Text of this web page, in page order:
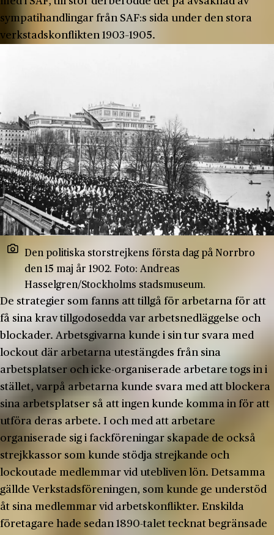
sympatihandlingar från SAF:s sida under den stora
verkstadskonflikten 1903–1905.
Den politiska storstrejkens första dag på Norrbro
den 15 maj år 1902. Foto: Andreas
Hasselgren/Stockholms stadsmuseum.
De strategier som fanns att tillgå för arbetarna för att
få sina krav tillgodosedda var arbetsnedläggelse och
blockader. Arbetsgivarna kunde i sin tur svara med
lockout där arbetarna utestängdes från sina
arbetsplatser och icke-organiserade arbetare togs in i
stället, varpå arbetarna kunde svara med att blockera
sina arbetsplatser så att ingen kunde komma in för att
utföra deras arbete. I och med att arbetare
organiserade sig i fackföreningar skapade de också
strejkkassor som kunde stödja strejkande och
lockoutade medlemmar vid utebliven lön. Detsamma
gällde Verkstadsföreningen, som kunde ge understöd
åt sina medlemmar vid arbetskonflikter. Enskilda
företagare hade sedan 1890-talet tecknat begränsade